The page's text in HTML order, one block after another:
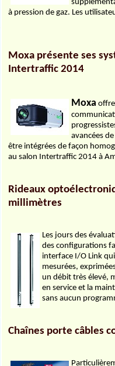
à pression de gaz. Les
Moxa présente ses
Intertraffic 2014
Moxa
avancées
être intégrées de façon
au salon Intertraffic 2014 à
Rideaux
millimètres
Les jours des
des configurations
interface I/O Link
mesurées,
un débit très élevé,
en service et la
sans aucun
Chaînes porte câbles